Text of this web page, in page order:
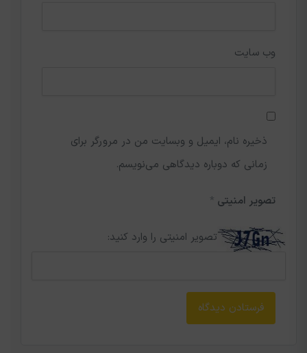
وب‌ سایت
ذخیره نام، ایمیل و وبسایت من در مرورگر برای
زمانی که دوباره دیدگاهی می‌نویسم.
تصویر امنیتی *
تصویر امنیتی را وارد کنید: